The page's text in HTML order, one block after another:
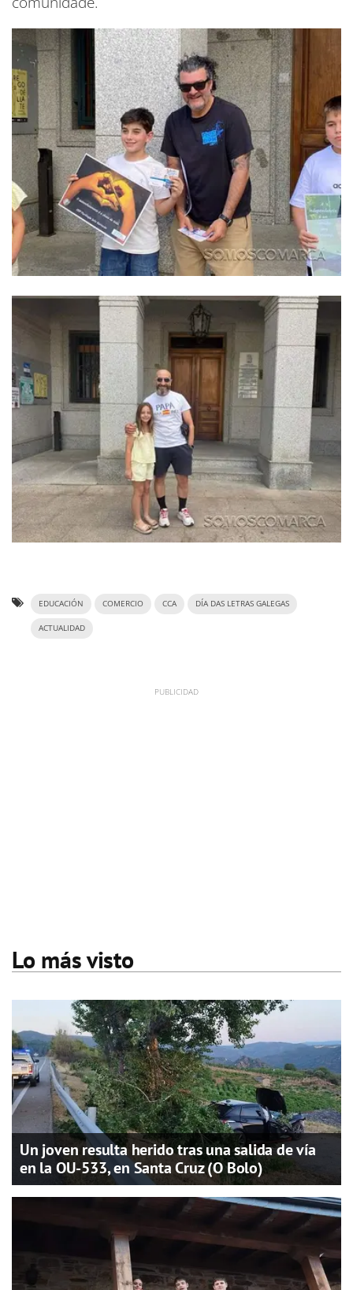
EDUCACIÓN COMERCIO CCA DÍA DAS LETRAS GALEGAS
ACTUALIDAD
Lo más visto
Un joven resulta herido tras una salida de vía
en la OU-533, en Santa Cruz (O Bolo)